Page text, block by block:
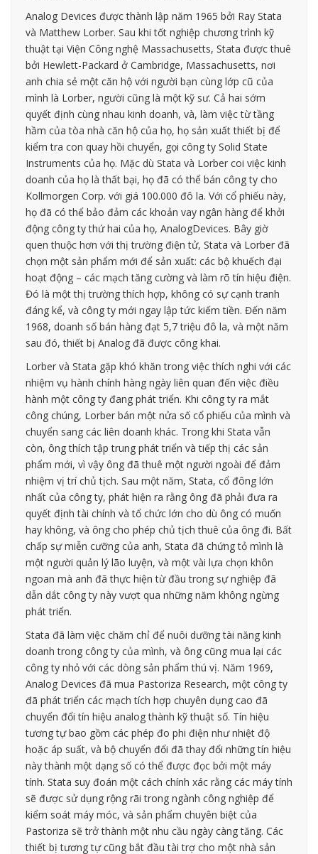
Analog Devices được thành lập năm 1965 bởi Ray Stata
và Matthew Lorber. Sau khi tốt nghiệp chương trình kỹ
thuật tại Viện Công nghệ Massachusetts, Stata được thuê
bởi Hewlett-Packard ở Cambridge, Massachusetts, nơi
anh chia sẻ một căn hộ với người bạn cùng lớp cũ của
mình là Lorber, người cũng là một kỹ sư. Cả hai sớm
quyết định cùng nhau kinh doanh, và, làm việc từ tầng
hầm của tòa nhà căn hộ của họ, họ sản xuất thiết bị để
kiểm tra con quay hồi chuyển, gọi công ty Solid State
Instruments của họ. Mặc dù Stata và Lorber coi việc kinh
doanh của họ là thất bại, họ đã có thể bán công ty cho
Kollmorgen Corp. với giá 100.000 đô la. Với cổ phiếu này,
họ đã có thể bảo đảm các khoản vay ngân hàng để khởi
động công ty thứ hai của họ, AnalogDevices. Bây giờ
quen thuộc hơn với thị trường điện tử, Stata và Lorber đã
chọn một sản phẩm mới để sản xuất: các bộ khuếch đại
hoạt động – các mạch tăng cường và làm rõ tín hiệu điện.
Đó là một thị trường thích hợp, không có sự cạnh tranh
đáng kể, và công ty mới ngay lập tức kiếm tiền. Đến năm
1968, doanh số bán hàng đạt 5,7 triệu đô la, và một năm
sau đó, thiết bị Analog đã được công khai.
Lorber và Stata gặp khó khăn trong việc thích nghi với các
nhiệm vụ hành chính hàng ngày liên quan đến việc điều
hành một công ty đang phát triển. Khi công ty ra mắt
công chúng, Lorber bán một nửa số cổ phiếu của mình và
chuyển sang các liên doanh khác. Trong khi Stata vẫn
còn, ông thích tập trung phát triển và tiếp thị các sản
phẩm mới, vì vậy ông đã thuê một người ngoài để đảm
nhiệm vị trí chủ tịch. Sau một năm, Stata, cổ đông lớn
nhất của công ty, phát hiện ra rằng ông đã phải đưa ra
quyết định tài chính và tổ chức lớn cho dù ông có muốn
hay không, và ông cho phép chủ tịch thuê của ông đi. Bất
chấp sự miễn cưỡng của anh, Stata đã chứng tỏ mình là
một người quản lý lão luyện, và một vài lựa chọn khôn
ngoan mà anh đã thực hiện từ đầu trong sự nghiệp đã
dẫn dắt công ty này vượt qua những năm không ngừng
phát triển.
Stata đã làm việc chăm chỉ để nuôi dưỡng tài năng kinh
doanh trong công ty của mình, và ông cũng mua lại các
công ty nhỏ với các dòng sản phẩm thú vị. Năm 1969,
Analog Devices đã mua Pastoriza Research, một công ty
đã phát triển các mạch tích hợp chuyên dụng cao đã
chuyển đổi tín hiệu analog thành kỹ thuật số. Tín hiệu
tương tự bao gồm các phép đo phi điện như nhiệt độ
hoặc áp suất, và bộ chuyển đổi đã thay đổi những tín hiệu
này thành một dạng số có thể được đọc bởi một máy
tính. Stata suy đoán một cách chính xác rằng các máy tính
sẽ được sử dụng rộng rãi trong ngành công nghiệp để
kiểm soát máy móc, và sản phẩm chuyên biệt của
Pastoriza sẽ trở thành một nhu cầu ngày càng tăng. Các
thiết bị tương tự cũng bắt đầu tài trợ cho một nhà sản